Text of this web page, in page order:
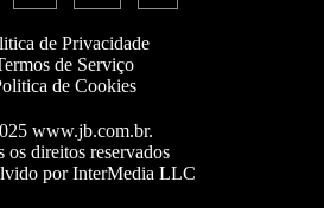
de Privacidade
de Serviço
de Cookies
www.jb.com.br.
os direitos reservados
por InterMedia LLC